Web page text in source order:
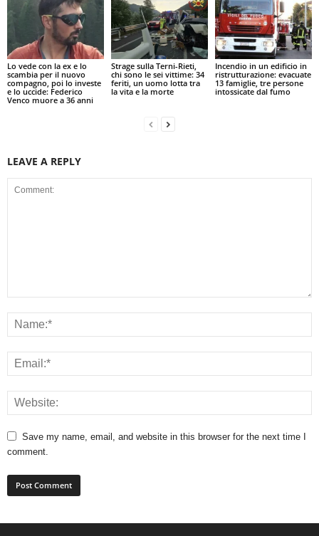
Lo vede con la ex e lo
scambia per il nuovo
compagno, poi lo investe
e lo uccide: Federico
Venco muore a 36 anni
Strage sulla Terni-Rieti,
chi sono le sei vittime: 34
feriti, un uomo lotta tra
la vita e la morte
Incendio in un edificio in
ristrutturazione: evacuate
13 famiglie, tre persone
intossicate dal fumo
LEAVE A REPLY
Save my name, email, and website in this browser for the next time I
comment.